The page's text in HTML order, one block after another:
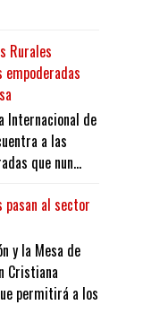
Rurales
empoderadas
Internacional de
a las
que nun...
pasan al sector
y la Mesa de
Cristiana
permitirá a los